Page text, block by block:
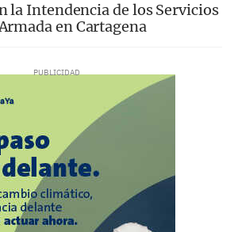
la Intendencia de los Servicios
en Cartagena